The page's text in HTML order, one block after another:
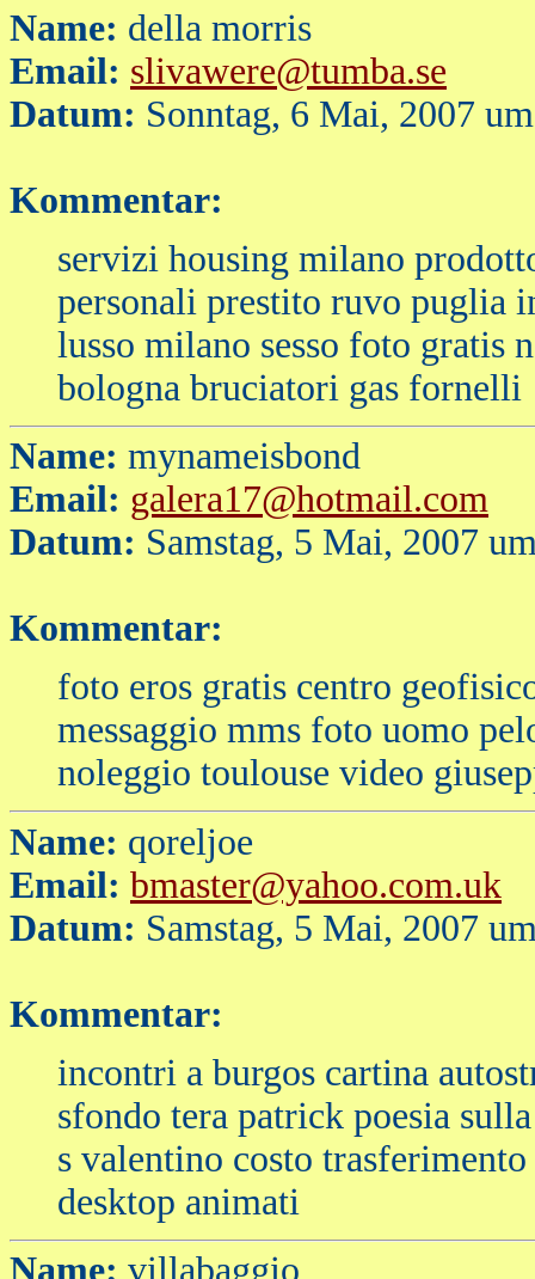
Name: della morris
Email: slivawere@tumba.se
Datum: Sonntag, 6 Mai, 2007
Kommentar:
servizi housing milano
personali prestito ruvo puglia
lusso milano sesso foto gratis
bologna bruciatori gas fornelli
Name: mynameisbond
Email: galera17@hotmail.com
Datum: Samstag, 5 Mai, 2007
Kommentar:
foto eros gratis centro
messaggio mms foto uomo
noleggio toulouse video
Name: qoreljoe
Email: bmaster@yahoo.com.uk
Datum: Samstag, 5 Mai, 2007
Kommentar:
incontri a burgos cartina
sfondo tera patrick poesia
s valentino costo
desktop animati
Name: villabaggio